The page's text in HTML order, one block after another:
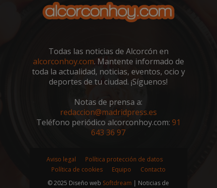
Todas las noticias de Alcorcón en
alcorconhoy.com. Mantente informado de
toda la actualidad, noticias, eventos, ocio y
deportes de tu ciudad. ¡Síguenos!
Notas de prensa a:
redaccion@madridpress.es
Teléfono periódico alcorconhoy.com: 91
643 36 97
Aviso legal
Política protección de datos
Política de cookies
Equipo
Contacto
© 2025 Diseño web Softdream | Noticias de
Spotify Inc.
.spotify.com